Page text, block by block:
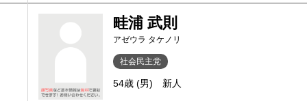
畦浦 武則
アゼウラ タケノリ
社会民主党
54歳 (男) 新人